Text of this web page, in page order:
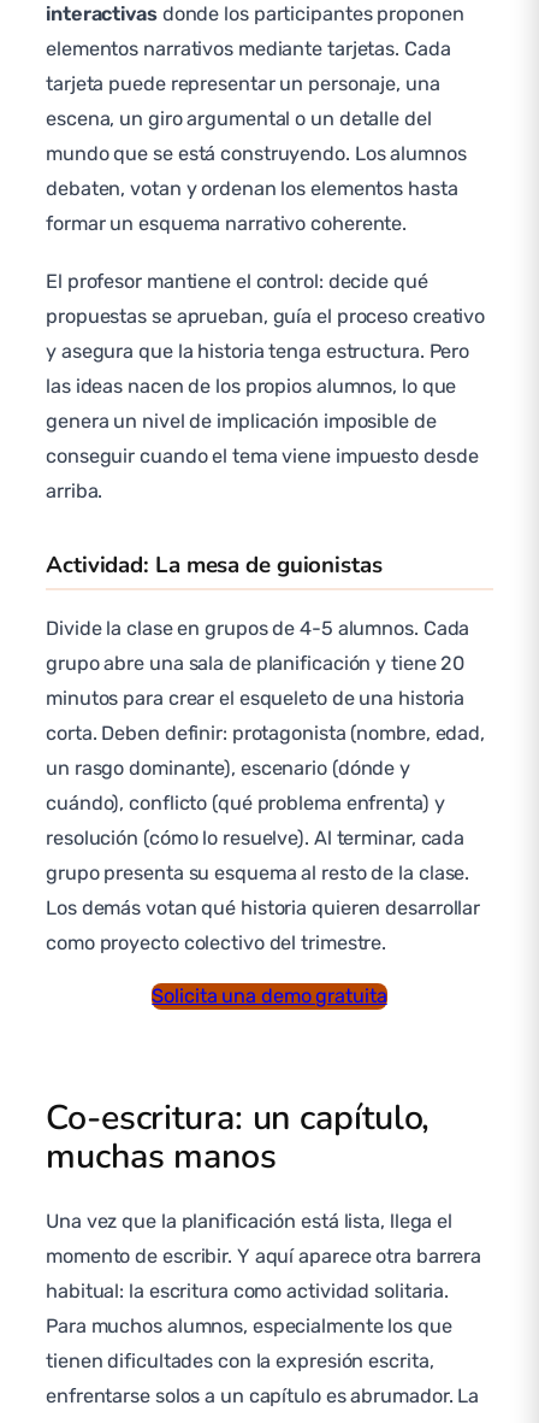
interactivasdonde los participantes proponen
elementos narrativos mediante tarjetas. Cada
tarjeta puede representar un personaje, una
escena, un giro argumental o un detalle del
mundo que se está construyendo. Los alumnos
debaten, votan y ordenan los elementos hasta
formar un esquema narrativo coherente.
El profesor mantiene el control: decide qué
propuestas se aprueban, guía el proceso creativo
y asegura que la historia tenga estructura. Pero
las ideas nacen de los propios alumnos, lo que
genera un nivel de implicación imposible de
conseguir cuando el tema viene impuesto desde
arriba.
Actividad: La mesa de guionistas
Divide la clase en grupos de 4-5 alumnos. Cada
grupo abre una sala de planificación y tiene 20
minutos para crear el esqueleto de una historia
corta. Deben definir: protagonista (nombre, edad,
un rasgo dominante), escenario (dónde y
cuándo), conflicto (qué problema enfrenta) y
resolución (cómo lo resuelve). Al terminar, cada
grupo presenta su esquema al resto de la clase.
Los demás votan qué historia quieren desarrollar
como proyecto colectivo del trimestre.
Solicita una demo gratuita
Co-escritura: un capítulo,
muchas manos
Una vez que la planificación está lista, llega el
momento de escribir. Y aquí aparece otra barrera
habitual: la escritura como actividad solitaria.
Para muchos alumnos, especialmente los que
tienen dificultades con la expresión escrita,
enfrentarse solos a un capítulo es abrumador. La